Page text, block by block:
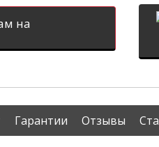
на
Гарантии Отзывы